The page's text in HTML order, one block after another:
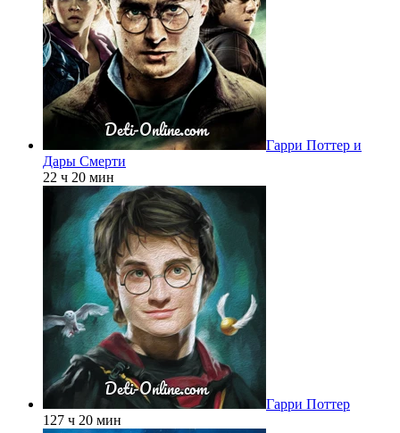
Гарри Поттер и
Дары Смерти
22 ч 20 мин
Гарри Поттер
127 ч 20 мин